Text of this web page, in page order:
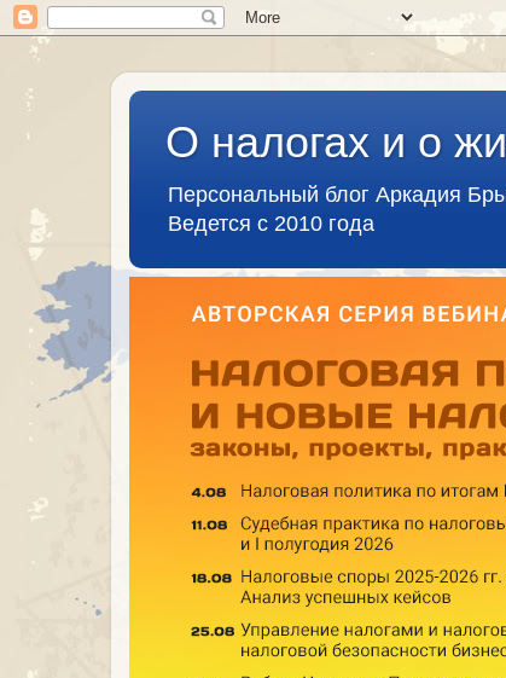
О налогах и о
Персональный блог Аркадия
Ведется с 2010 года